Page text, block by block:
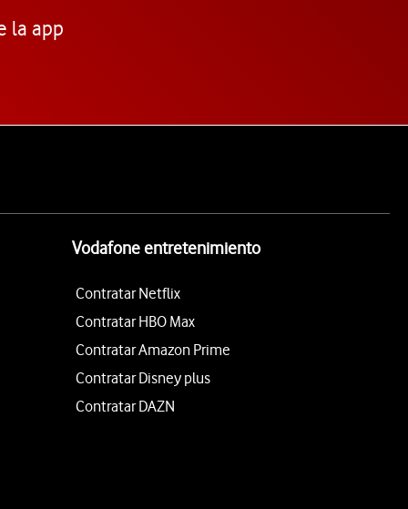
la app
Vodafone entretenimiento
Contratar Netflix
Contratar HBO Max
Contratar Amazon Prime
Contratar Disney plus
Contratar DAZN